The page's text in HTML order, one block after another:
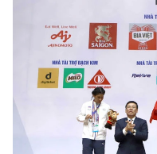
Media Kinh tế
Media Văn hóa
Media Xã hội
Media Pháp luật